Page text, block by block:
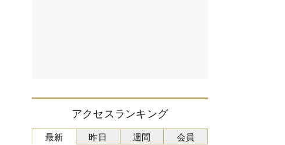
アクセスランキング
最新
昨日 週間 会員